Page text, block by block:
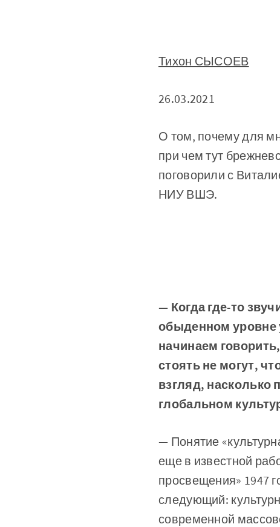
Тихон СЫСОЕВ
26.03.2021
О том, почему для
при чем тут
поговорили с
НИУ ВШЭ.
— Когда где-то
обыденном уровне
начинаем
стоять не могут,
взгляд, насколько
глобальном
— Понятие
еще в известной
просвещения» 1947
следующий:
современной